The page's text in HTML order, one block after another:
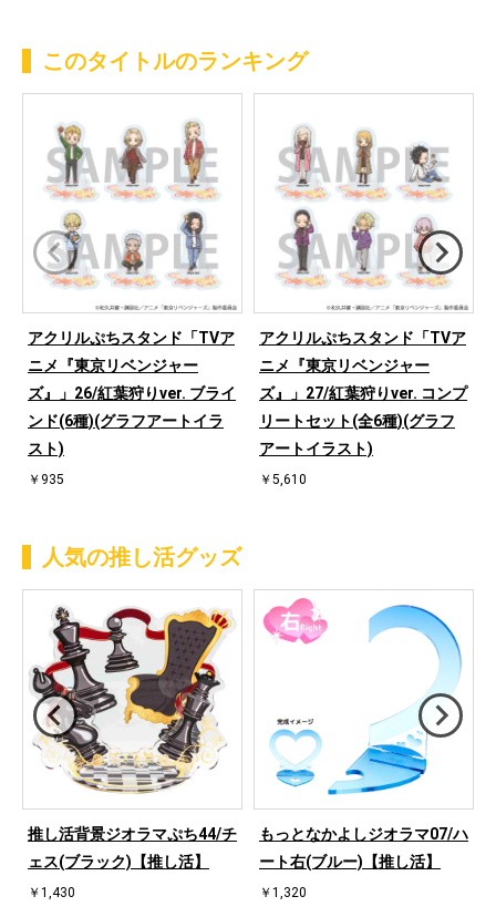
このタイトルのランキング
アクリルぷちスタンド「TVア
ニメ『東京リベンジャー
ズ』」26/紅葉狩りver. ブライ
ンド(6種)(グラフアートイラ
スト)
￥935
アクリルぷちスタンド「TVア
ニメ『東京リベンジャー
ズ』」27/紅葉狩りver. コンプ
リートセット(全6種)(グラフ
アートイラスト)
￥5,610
人気の推し活グッズ
推し活背景ジオラマぷち44/チ
ェス(ブラック)【推し活】
￥1,430
もっとなかよしジオラマ07/ハ
ート右(ブルー)【推し活】
￥1,320